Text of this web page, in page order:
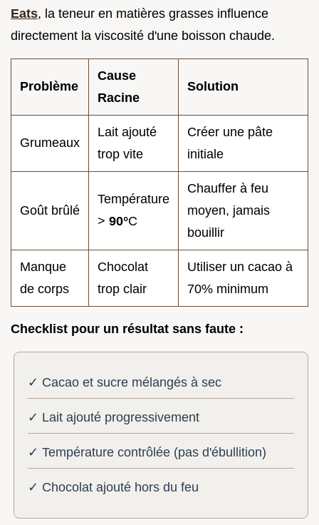
Eats, la teneur en matières grasses influence
directement la viscosité d'une boisson chaude.
Problème
Cause
Racine
Solution
Grumeaux
Lait ajouté
trop vite
Créer une pâte
initiale
Goût brûlé
Température
> 90°C
Chauffer à feu
moyen, jamais
bouillir
Manque
de corps
Chocolat
trop clair
Utiliser un cacao à
70% minimum
Checklist pour un résultat sans faute :
✓ Cacao et sucre mélangés à sec
✓ Lait ajouté progressivement
✓ Température contrôlée (pas d'ébullition)
✓ Chocolat ajouté hors du feu